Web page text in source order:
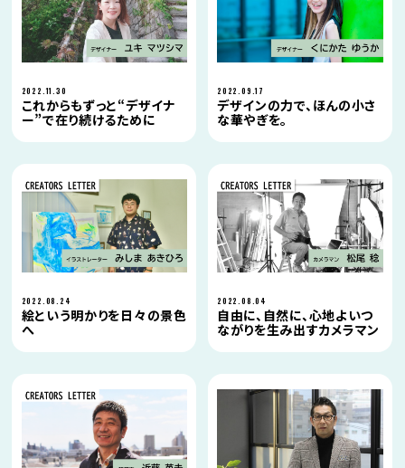
2022.11.30
これからもずっと“デザイナ
ー”で在り続けるために
2022.09.17
デザインの力で、ほんの小さ
な華やぎを。
2022.08.24
絵という明かりを日々の景色
へ
2022.08.04
自由に、自然に、心地よいつ
ながりを生み出すカメラマン